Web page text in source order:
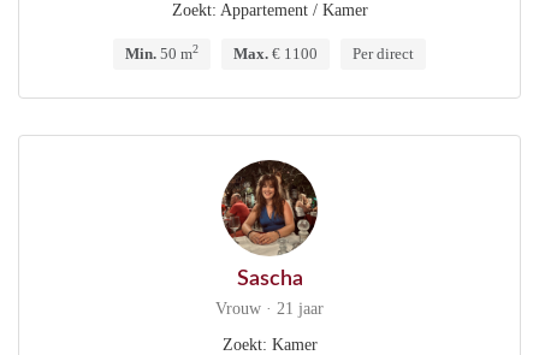
Zoekt: Appartement / Kamer
Min. 50 m2 Max. € 1100 Per direct
Sascha
Vrouw · 21 jaar
Zoekt: Kamer